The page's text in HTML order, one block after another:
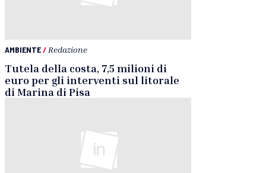
AMBIENTE/ Redazione
Tutela della costa, 7,5 milioni di
euro per gli interventi sul litorale
di Marina di Pisa